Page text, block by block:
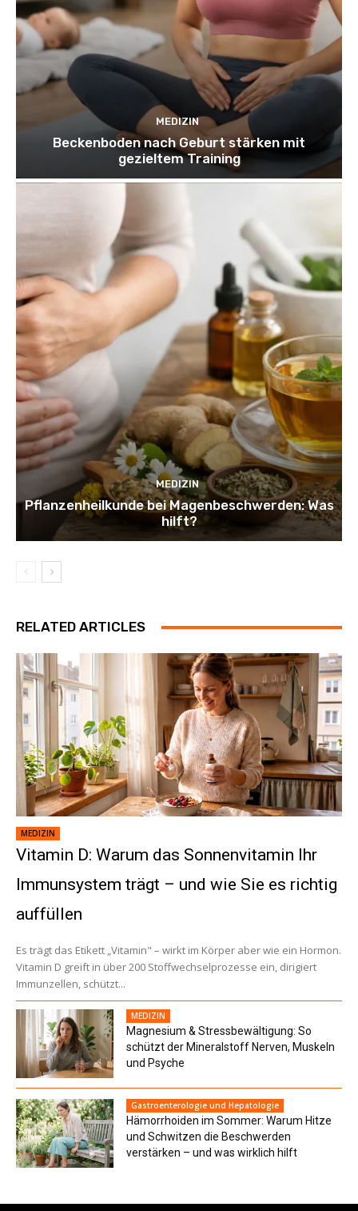
MEDIZIN
Beckenboden nach Geburt stärken mit
gezieltem Training
MEDIZIN
Pflanzenheilkunde bei Magenbeschwerden: Was
hilft?
RELATED ARTICLES
MEDIZIN
Vitamin D: Warum das Sonnenvitamin Ihr
Immunsystem trägt – und wie Sie es richtig
auffüllen
Es trägt das Etikett „Vitamin" – wirkt im Körper aber wie ein Hormon.
Vitamin D greift in über 200 Stoffwechselprozesse ein, dirigiert
Immunzellen, schützt...
MEDIZIN
Magnesium & Stressbewältigung: So
schützt der Mineralstoff Nerven, Muskeln
und Psyche
Gastroenterologie und Hepatologie
Hämorrhoiden im Sommer: Warum Hitze
und Schwitzen die Beschwerden
verstärken – und was wirklich hilft